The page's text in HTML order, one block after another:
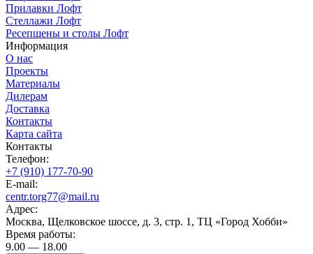
Прилавки Лофт
Стеллажи Лофт
Ресепшены и столы Лофт
Информация
О нас
Проекты
Материалы
Дилерам
Доставка
Контакты
Карта сайта
Контакты
Телефон:
+7 (910) 177-70-90
E-mail:
centr.torg77@mail.ru
Адрес:
Москва, Щелковское шоссе, д. 3, стр. 1, ТЦ «Город Хобби»
Время работы:
9.00 — 18.00